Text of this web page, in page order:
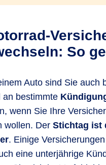
So
Auto sind Sie auch
an bestimmte
wenn Sie Ihre
wollen. Der Stichtag ist
. Einige
eine unterjährige